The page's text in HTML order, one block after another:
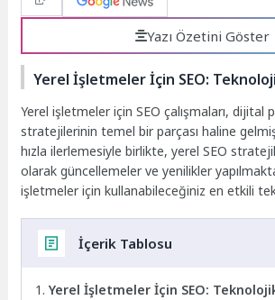
Yazı Özetini Göster
Yerel İşletmeler İçin SEO:
Yerel işletmeler için SEO çalışmaları, dijital
stratejilerinin temel bir parçası haline
hızla ilerlemesiyle birlikte, yerel SEO
olarak güncellemeler ve yenilikler
işletmeler için kullanabileceğiniz en etkili
İçerik Tablosu
Yerel İşletmeler İçin SEO: